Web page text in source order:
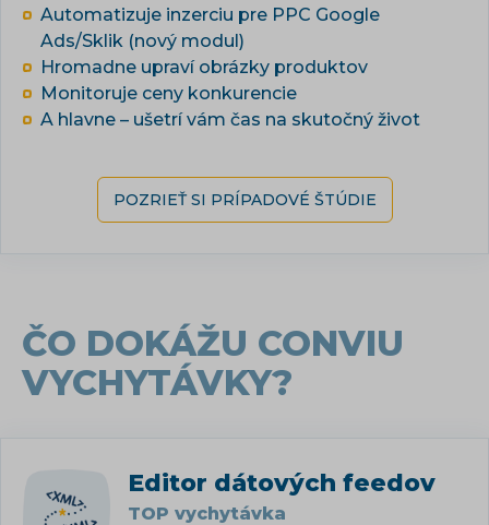
Automatizuje inzerciu pre PPC Google
Ads/Sklik (nový modul)
Hromadne upraví obrázky produktov
Monitoruje ceny konkurencie
A hlavne – ušetrí vám čas na skutočný život
POZRIEŤ SI PRÍPADOVÉ ŠTÚDIE
ČO DOKÁŽU CONVIU
VYCHYTÁVKY?
Editor dátových feedov
TOP vychytávka